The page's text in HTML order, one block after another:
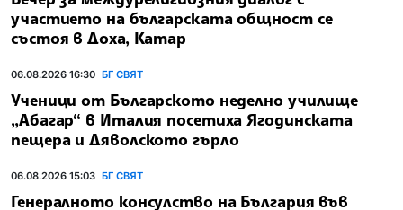
участието на българската общност се
състоя в Доха, Катар
06.08.2026 16:30 БГ СВЯТ
Ученици от Българското неделно училище
„Абагар“ в Италия посетиха Ягодинската
пещера и Дяволското гърло
06.08.2026 15:03 БГ СВЯТ
Генералното консулство на България във